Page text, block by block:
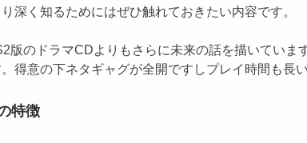
深く知るためにはぜひ触れておきたい内容です。
版のドラマCDよりもさらに未来の話を描いてい
得意の下ネタギャグが全開ですしプレイ時間も長
特徴